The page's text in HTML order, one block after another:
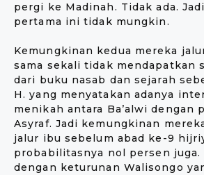
pergi ke Madinah. Tidak ada.
pertama ini tidak mungkin.
Kemungkinan kedua mereka
sama sekali tidak mendapatkan
dari buku nasab dan sejarah
H. yang menyatakan adanya
menikah antara Ba’alwi dengan
Asyraf. Jadi kemungkinan
jalur ibu sebelum abad ke-9
probabilitasnya nol persen juga.
dengan keturunan Walisongo